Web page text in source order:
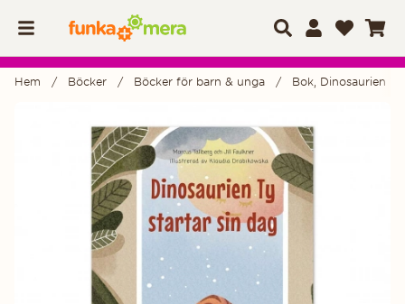
Hem Böcker Böcker för barn & unga Bok, Dinosaurien